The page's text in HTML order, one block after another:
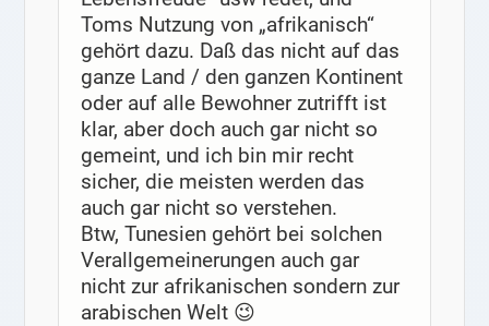
Toms Nutzung von „afrikanisch“
gehört dazu. Daß das nicht auf das
ganze Land / den ganzen Kontinent
oder auf alle Bewohner zutrifft ist
klar, aber doch auch gar nicht so
gemeint, und ich bin mir recht
sicher, die meisten werden das
auch gar nicht so verstehen.
Btw, Tunesien gehört bei solchen
Verallgemeinerungen auch gar
nicht zur afrikanischen sondern zur
arabischen Welt 😉